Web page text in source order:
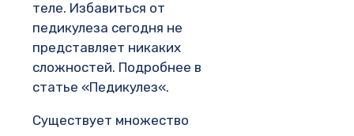
теле. Избавиться от
педикулеза сегодня не
представляет никаких
сложностей. Подробнее в
статье «Педикулез«.
Существует множество